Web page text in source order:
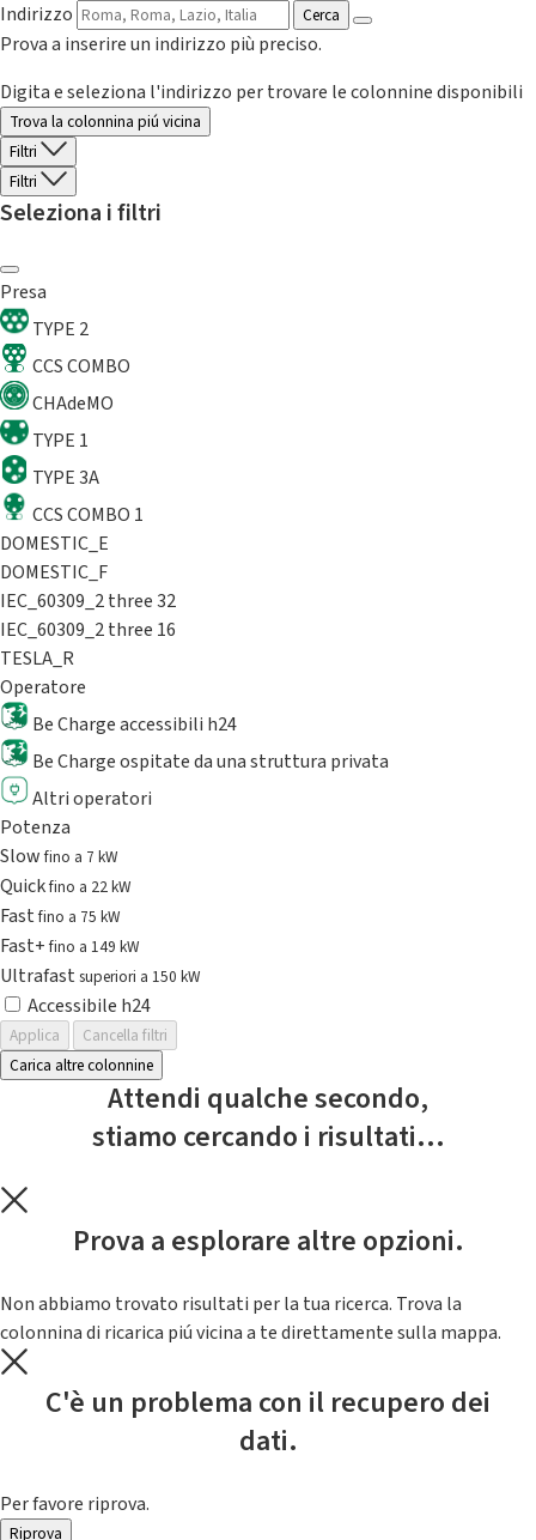
Indirizzo
Cerca
Prova a inserire un indirizzo più preciso.
Digita e seleziona l'indirizzo per trovare le colonnine disponibili
Trova la colonnina piú vicina
Filtri
Filtri
Seleziona i filtri
Presa
TYPE 2
CCS COMBO
CHAdeMO
TYPE 1
TYPE 3A
CCS COMBO 1
DOMESTIC_E
DOMESTIC_F
IEC_60309_2 three 32
IEC_60309_2 three 16
TESLA_R
Operatore
Be Charge accessibili h24
Be Charge ospitate da una struttura privata
Altri operatori
Potenza
Slowfino a 7 kW
Quickfino a 22 kW
Fastfino a 75 kW
Fast+fino a 149 kW
Ultrafast superiori a 150 kW
Accessibile h24
Applica
Cancella filtri
Carica altre colonnine
Attendi qualche secondo,
stiamo cercando i risultati...
Prova a esplorare altre opzioni.
Non abbiamo trovato risultati per la tua ricerca. Trova la
colonnina di ricarica piú vicina a te direttamente sulla mappa.
C'è un problema con il recupero dei
dati.
Per favore riprova.
Riprova